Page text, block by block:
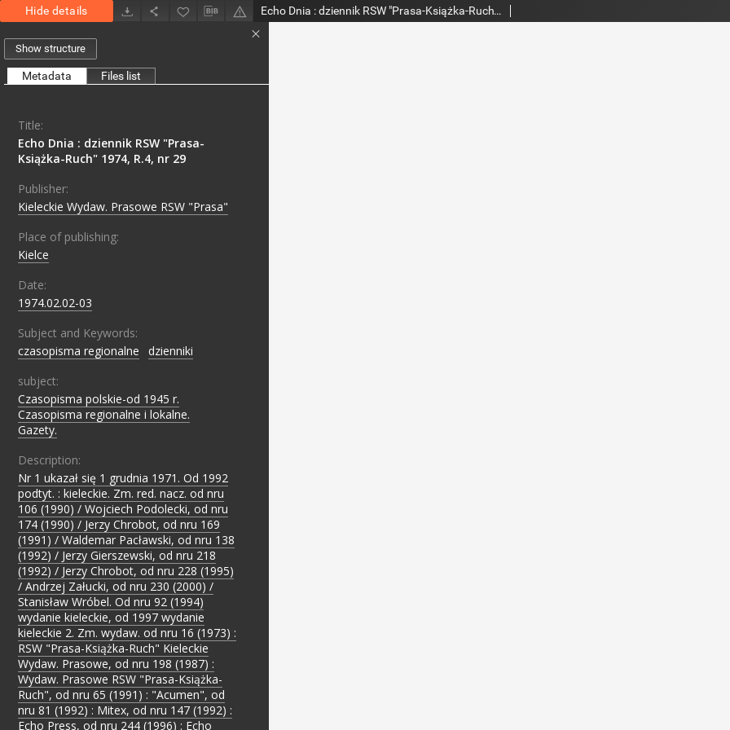
Hide details Echo Dnia : dziennik RSW "Prasa-Książka-Ruch" 1974, R.4, nr 29
Show structure
Metadata Files list
Title:
Echo Dnia : dziennik RSW "Prasa-
Książka-Ruch" 1974, R.4, nr 29
Publisher:
Kieleckie Wydaw. Prasowe RSW "Prasa"
Place of publishing:
Kielce
Date:
1974.02.02-03
Subject and Keywords:
czasopisma regionalne
dzienniki
subject:
Czasopisma polskie-od 1945 r.
Czasopisma regionalne i lokalne.
Gazety.
Description:
Nr 1 ukazał się 1 grudnia 1971. Od 1992
podtyt. : kieleckie. Zm. red. nacz. od nru
106 (1990) / Wojciech Podolecki, od nru
174 (1990) / Jerzy Chrobot, od nru 169
(1991) / Waldemar Pacławski, od nru 138
(1992) / Jerzy Gierszewski, od nru 218
(1992) / Jerzy Chrobot, od nru 228 (1995)
/ Andrzej Załucki, od nru 230 (2000) /
Stanisław Wróbel. Od nru 92 (1994)
wydanie kieleckie, od 1997 wydanie
kieleckie 2. Zm. wydaw. od nru 16 (1973) :
RSW "Prasa-Książka-Ruch" Kieleckie
Wydaw. Prasowe, od nru 198 (1987) :
Wydaw. Prasowe RSW "Prasa-Książka-
Ruch", od nru 65 (1991) : "Acumen", od
nru 81 (1992) : Mitex, od nru 147 (1992) :
Echo Press, od nru 244 (1996) : Echo